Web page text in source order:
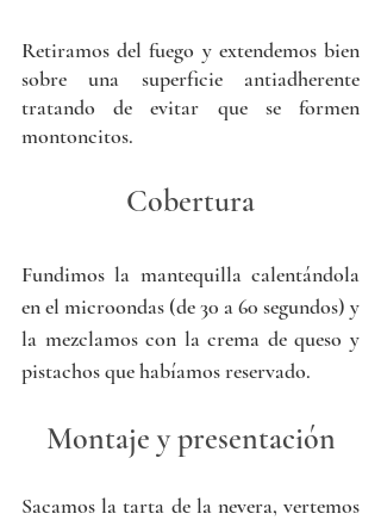
Retiramos del fuego y extendemos bien
sobre una superficie antiadherente
tratando de evitar que se formen
montoncitos.
Cobertura
Fundimos la mantequilla calentándola
en el microondas (de 30 a 60 segundos) y
la mezclamos con la crema de queso y
pistachos que habíamos reservado.
Montaje y presentación
Sacamos la tarta de la nevera, vertemos